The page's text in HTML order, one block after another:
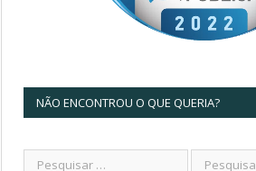
NÃO ENCONTROU O QUE QUERIA?